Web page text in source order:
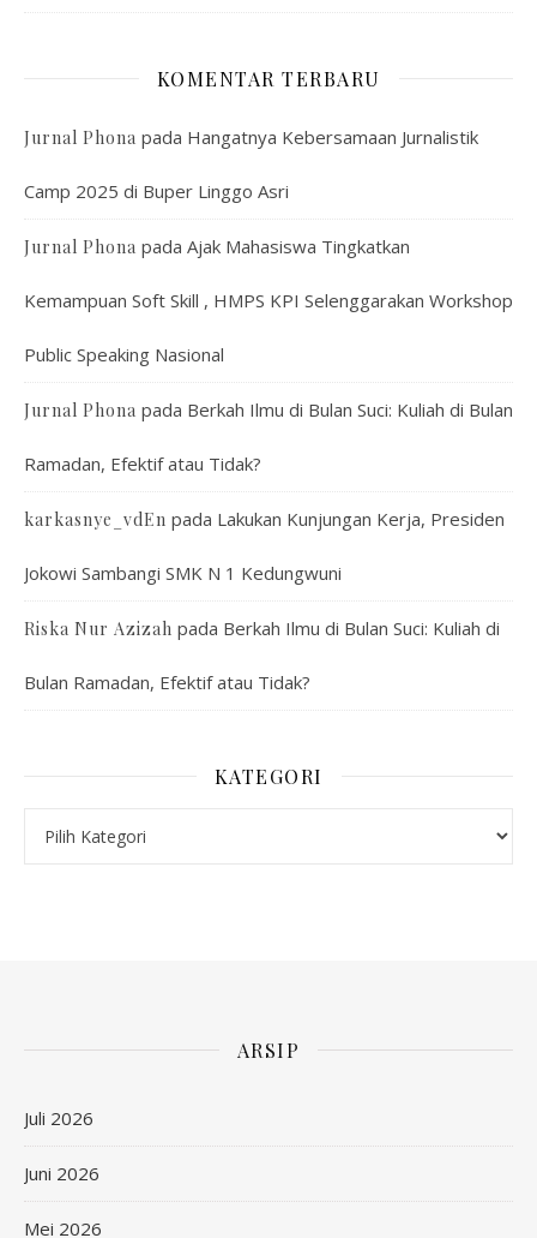
KOMENTAR TERBARU
Jurnal Phona pada Hangatnya Kebersamaan Jurnalistik
Camp 2025 di Buper Linggo Asri
Jurnal Phona pada Ajak Mahasiswa Tingkatkan
Kemampuan Soft Skill , HMPS KPI Selenggarakan Workshop
Public Speaking Nasional
Jurnal Phona pada Berkah Ilmu di Bulan Suci: Kuliah di Bulan
Ramadan, Efektif atau Tidak?
karkasnye_vdEn pada Lakukan Kunjungan Kerja, Presiden
Jokowi Sambangi SMK N 1 Kedungwuni
Riska Nur Azizah pada Berkah Ilmu di Bulan Suci: Kuliah di
Bulan Ramadan, Efektif atau Tidak?
KATEGORI
ARSIP
Juli 2026
Juni 2026
Mei 2026